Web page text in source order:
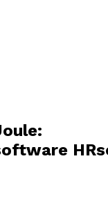
HR